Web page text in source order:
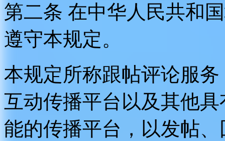
第二条 在中华人民共和
遵守本规定。
本规定所称跟帖评论服
互动传播平台以及其他
能的传播平台，以发帖